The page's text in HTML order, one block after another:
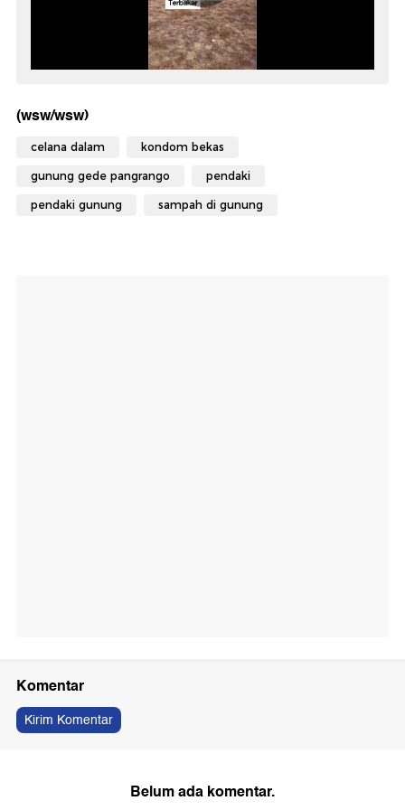
(wsw/wsw)
celana dalam kondom bekas
gunung gede pangrango pendaki
pendaki gunung sampah di gunung
Komentar
Kirim Komentar
Belum ada komentar.